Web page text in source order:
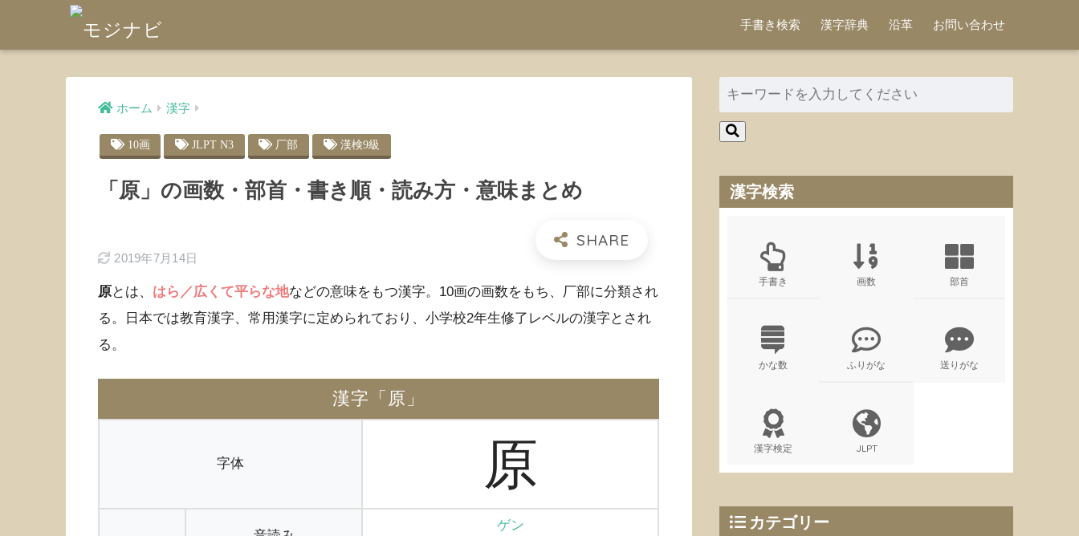
手書き検索 漢字辞典 沿革 お問い合わせ
ホーム 漢字
10画 JLPT N3 厂部 漢検9級
「原」の画数・部首・書き順・読み方・意味まとめ
2019年7月14日
原とは、 はら／広くて平らな地などの意味をもつ漢字。10画の画数をもち、厂部に分類され
る。日本では教育漢字、常用漢字に定められており、小学校2年生修了レベルの漢字とされ
る。
漢字「原」
字体 原
ゲン
漢字検索
手書き 画数 部首
かな数 ふりがな 送りがな
漢字検定 JLPT
カテゴリー